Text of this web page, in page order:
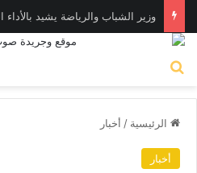
الرئيسية / أخبار
أخبار